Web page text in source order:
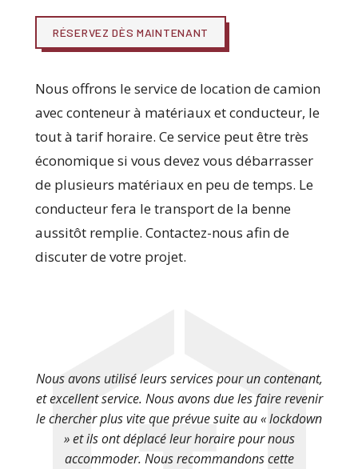
RÉSERVEZ DÈS MAINTENANT
Nous offrons le service de location de camion
avec conteneur à matériaux et conducteur, le
tout à tarif horaire. Ce service peut être très
économique si vous devez vous débarrasser
de plusieurs matériaux en peu de temps. Le
conducteur fera le transport de la benne
aussitôt remplie. Contactez-nous afin de
discuter de votre projet.
Nous avons utilisé leurs services pour un contenant,
et excellent service. Nous avons due les faire revenir
le chercher plus vite que prévue suite au « lockdown
» et ils ont déplacé leur horaire pour nous
accommoder. Nous recommandons cette